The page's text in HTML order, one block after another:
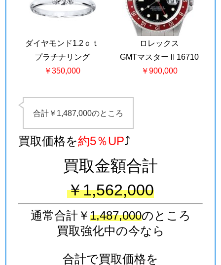
ダイヤモンド1.2ｃｔ
プラチナリング
￥350,000
ロレックス
GMTマスターⅡ16710
￥900,000
合計￥1,487,000のところ
買取価格を約5％UP⤴
買取金額合計
￥1,562,000
通常合計￥ 1,487,000のところ
買取強化中の今なら
合計で買取価格を